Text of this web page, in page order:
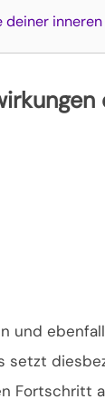
deiner
und
setzt
Fortschritt